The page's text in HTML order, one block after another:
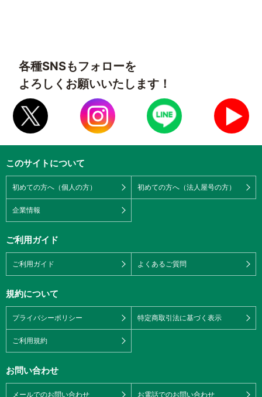
各種SNSもフォローを
よろしくお願いいたします！
このサイトについて
初めての方へ（個人の方） 初めての方へ（法人屋号の方）
企業情報
ご利用ガイド
ご利用ガイド よくあるご質問
規約について
プライバシーポリシー 特定商取引法に基づく表示
ご利用規約
お問い合わせ
メールでのお問い合わせ お電話でのお問い合わせ